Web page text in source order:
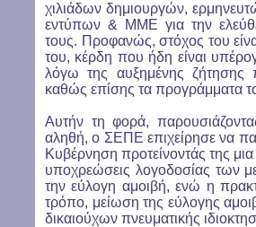
χιλιάδων δημιουργών,
εντύπων & ΜΜΕ για την
τους. Προφανώς, στόχος του
του, κέρδη που ήδη είναι
λόγω της αυξημένης ζήτησης
καθώς επίσης τα προγράμματα
Αυτήν τη φορά,
αληθή, ο ΣΕΠΕ επιχείρησε να
Κυβέρνηση προτείνοντάς της μια
υποχρεώσεις λογοδοσίας των
την εύλογη αμοιβή, ενώ η
τρόπο, μείωση της εύλογης
δικαιούχων πνευματικής